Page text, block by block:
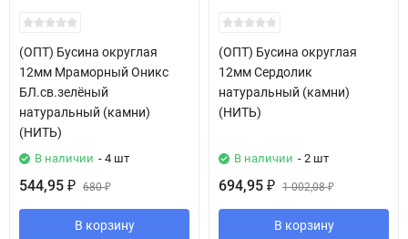
(ОПТ) Бусина округлая
12мм Мраморный Оникс
БЛ.св.зелёный
натуральный (камни)
(НИТЬ)
В наличии - 4 шт
544,95 ₽ 680₽
В корзину
(ОПТ) Бусина округлая
12мм Сердолик
натуральный (камни)
(НИТЬ)
В наличии - 2 шт
694,95 ₽ 1 002,08₽
В корзину